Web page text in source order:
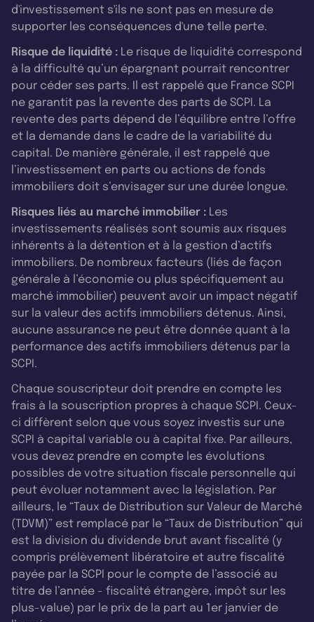
d'investissement s'ils ne sont pas en mesure de
supporter les conséquences d'une telle perte.
Risque de liquidité : Le risque de liquidité correspond
à la difficulté qu’un épargnant pourrait rencontrer
pour céder ses parts. Il est rappelé que France SCPI
ne garantit pas la revente des parts de SCPI. La
revente des parts dépend de l’équilibre entre l’offre
et la demande dans le cadre de la variabilité du
capital. De manière générale, il est rappelé que
l’investissement en parts ou actions de fonds
immobiliers doit s’envisager sur une durée longue.
Risques liés au marché immobilier : Les
investissements réalisés sont soumis aux risques
inhérents à la détention et à la gestion d’actifs
immobiliers. De nombreux facteurs (liés de façon
générale à l’économie ou plus spécifiquement au
marché immobilier) peuvent avoir un impact négatif
sur la valeur des actifs immobiliers détenus. Ainsi,
aucune assurance ne peut être donnée quant à la
performance des actifs immobiliers détenus par la
SCPI.
Chaque souscripteur doit prendre en compte les
frais à la souscription propres à chaque SCPI. Ceux-
ci diffèrent selon que vous soyez investis sur une
SCPI à capital variable ou à capital fixe. Par ailleurs,
vous devez prendre en compte les évolutions
possibles de votre situation fiscale personnelle qui
peut évoluer notamment avec la législation. Par
ailleurs, le “Taux de Distribution sur Valeur de Marché
(TDVM)” est remplacé par le “Taux de Distribution” qui
est la division du dividende brut avant fiscalité (y
compris prélèvement libératoire et autre fiscalité
payée par la SCPI pour le compte de l’associé au
titre de l’année - fiscalité étrangère, impôt sur les
plus-value) par le prix de la part au 1er janvier de